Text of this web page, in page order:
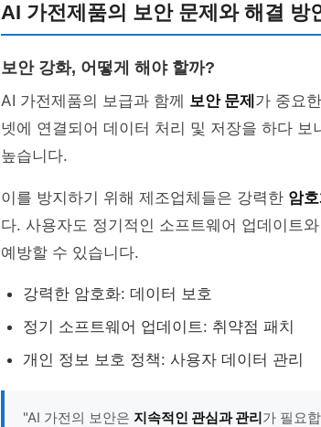
AI 가전제품의 보안 문제와 해결 방
보안 강화, 어떻게 해야 할까?
AI 가전제품의 보급과 함께 보안 문제 가 중요
넷에 연결되어 데이터 처리 및 저장을 하다
높습니다.
이를 방지하기 위해 제조업체들은 강력한 암
다. 사용자도 정기적인 소프트웨어 업데이트
예방할 수 있습니다.
강력한 암호화: 데이터 보호
정기 소프트웨어 업데이트: 취약점 패치
개인 정보 보호 정책: 사용자 데이터 관리
"AI 가전의 보안은 지속적인 관심과 관리가 필요